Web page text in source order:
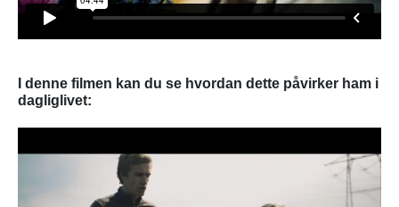
I denne filmen kan du se hvordan dette påvirker ham i
dagliglivet: